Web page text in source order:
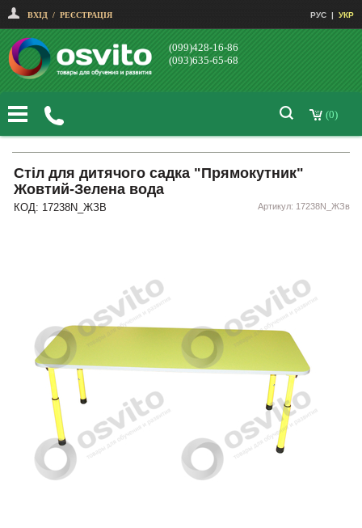
ВХІД / РЕЄСТРАЦІЯ РУС | УКР
(099)428-16-86
(093)635-65-68
(0)
Стіл для дитячого садка "Прямокутник"
Жовтий-Зелена вода
КОД: 17238N_ЖЗВ Артикул: 17238N_ЖЗв